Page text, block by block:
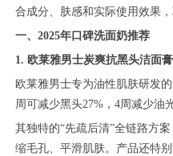
合成分、肤感和实际使用效果
一、2025年口碑洗面奶推荐
1. 欧莱雅男士炭爽抗黑头洁面膏
欧莱雅男士专为油性肌肤研发
周可减少黑头27%，4周减少油光
其独特的“先疏后清”全链路方
缩毛孔、平滑肌肤。产品还特